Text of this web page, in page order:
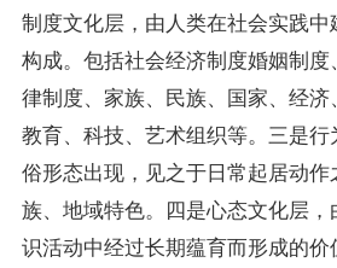
制度文化层，由人类在社会实践
构成。包括社会经济制度婚姻制
律制度、家族、民族、国家、经济
教育、科技、艺术组织等。三是
俗形态出现，见之于日常起居动
族、地域特色。四是心态文化层
识活动中经过长期蕴育而形成的价